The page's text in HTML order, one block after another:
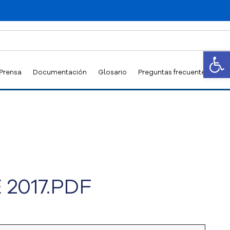
Documentación Glosario Preguntas frecuentes